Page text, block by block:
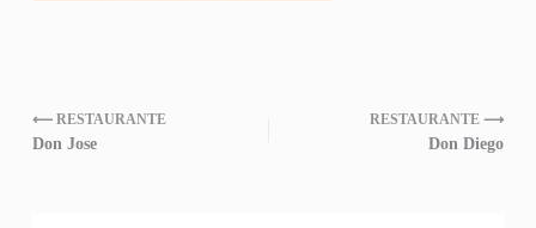
⟵ RESTAURANTE
Don Jose
RESTAURANTE ⟶
Don Diego